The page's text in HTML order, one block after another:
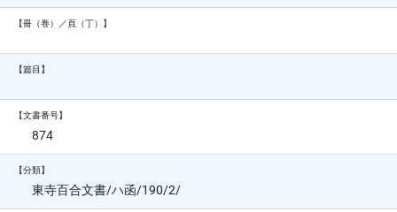
【冊（巻）／頁（丁）】
【篇目】
【文書番号】
874
【分類】
東寺百合文書/ハ函/190/2/